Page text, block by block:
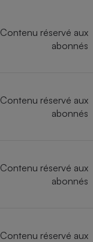
Contenu réservé aux
abonnés
Contenu réservé aux
abonnés
Contenu réservé aux
abonnés
Contenu réservé aux